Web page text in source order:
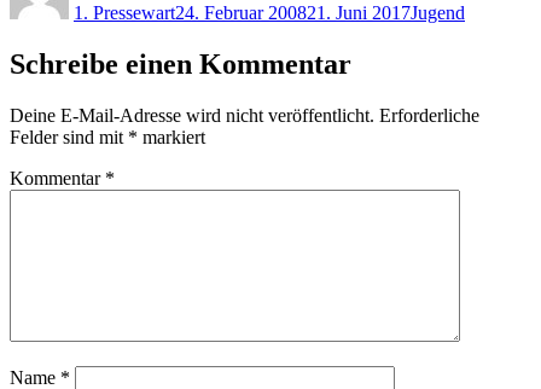
1. Pressewart24. Februar 200821. Juni 2017Jugend
Schreibe einen Kommentar
Deine E-Mail-Adresse wird nicht veröffentlicht. Erforderliche
Felder sind mit * markiert
Kommentar *
Name *